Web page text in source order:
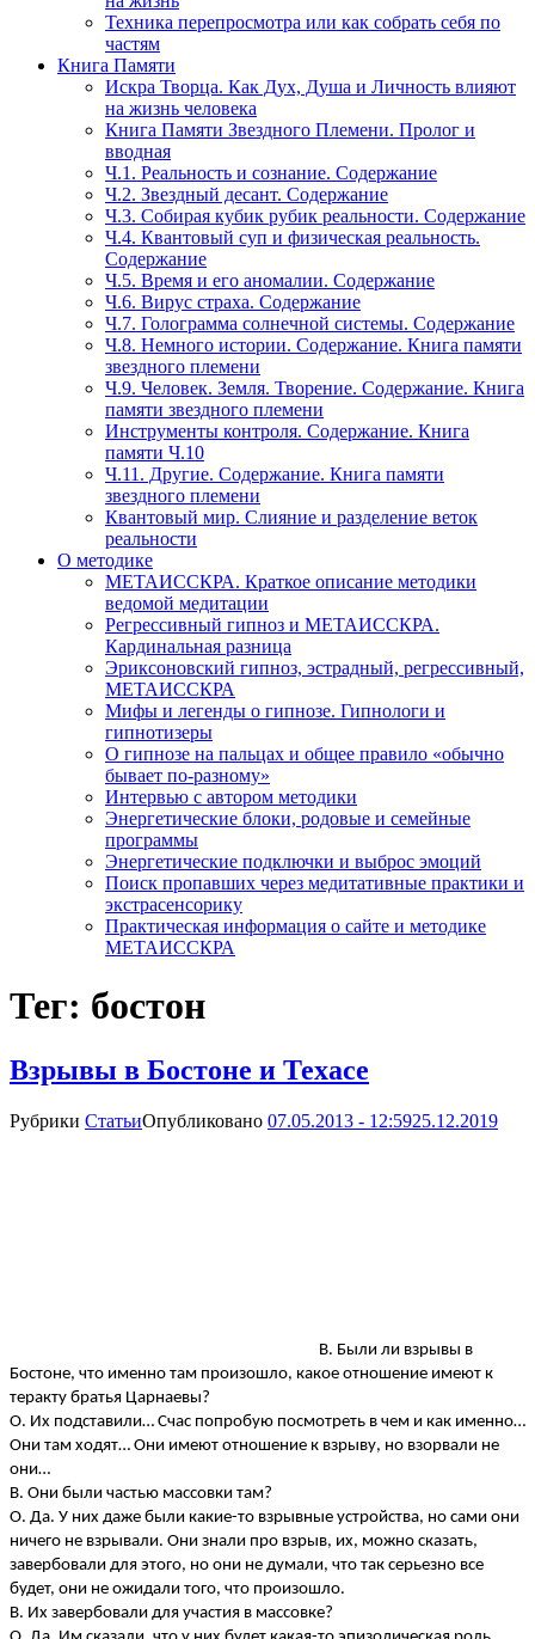
Техника перепросмотра или как собрать себя по
частям
Книга Памяти
Искра Творца. Как Дух, Душа и Личность влияют
на жизнь человека
Книга Памяти Звездного Племени. Пролог и
вводная
Ч.1. Реальность и сознание. Содержание
Ч.2. Звездный десант. Содержание
Ч.3. Собирая кубик рубик реальности. Содержание
Ч.4. Квантовый суп и физическая реальность.
Содержание
Ч.5. Время и его аномалии. Содержание
Ч.6. Вирус страха. Содержание
Ч.7. Голограмма солнечной системы. Содержание
Ч.8. Немного истории. Содержание. Книга памяти
звездного племени
Ч.9. Человек. Земля. Творение. Содержание. Книга
памяти звездного племени
Инструменты контроля. Содержание. Книга
памяти Ч.10
Ч.11. Другие. Содержание. Книга памяти
звездного племени
Квантовый мир. Слияние и разделение веток
реальности
О методике
МЕТАИССКРА. Краткое описание методики
ведомой медитации
Регрессивный гипноз и МЕТАИССКРА.
Кардинальная разница
Эриксоновский гипноз, эстрадный, регрессивный,
МЕТАИССКРА
Мифы и легенды о гипнозе. Гипнологи и
гипнотизеры
О гипнозе на пальцах и общее правило «обычно
бывает по-разному»
Интервью с автором методики
Энергетические блоки, родовые и семейные
программы
Энергетические подключки и выброс эмоций
Поиск пропавших через медитативные практики и
экстрасенсорику
Практическая информация о сайте и методике
МЕТАИССКРА
Тег: бостон
Взрывы в Бостоне и Техасе
Рубрики СтатьиОпубликовано 07.05.2013 - 12:5925.12.2019
В. Были ли взрывы в
Бостоне, что именно там произошло, какое отношение имеют к
теракту братья Царнаевы?
О. Их подставили… Счас попробую посмотреть в чем и как именно…
Они там ходят… Они имеют отношение к взрыву, но взорвали не
они…
В. Они были частью массовки там?
О. Да. У них даже были какие-то взрывные устройства, но сами они
ничего не взрывали. Они знали про взрыв, их, можно сказать,
завербовали для этого, но они не думали, что так серьезно все
будет, они не ожидали того, что произошло.
В. Их завербовали для участия в массовке?